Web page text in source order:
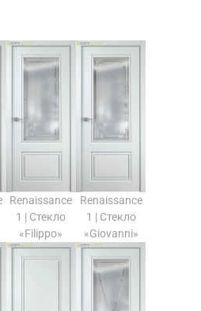
Renaissance
1 | Стекло
«Filippo»
Renaissance
1 | Стекло
«Giovanni»